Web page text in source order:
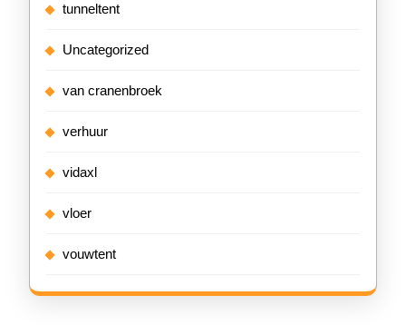
tunneltent
Uncategorized
van cranenbroek
verhuur
vidaxl
vloer
vouwtent